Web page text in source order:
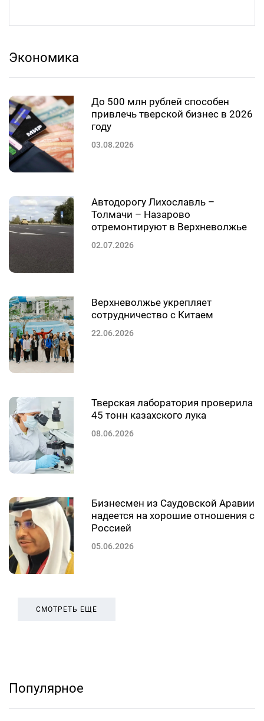
Экономика
До 500 млн рублей способен
привлечь тверской бизнес в 2026
году
03.08.2026
Автодорогу Лихославль –
Толмачи – Назарово
отремонтируют в Верхневолжье
02.07.2026
Верхневолжье укрепляет
сотрудничество с Китаем
22.06.2026
Тверская лаборатория проверила
45 тонн казахского лука
08.06.2026
Бизнесмен из Саудовской Аравии
надеется на хорошие отношения с
Россией
05.06.2026
СМОТРЕТЬ ЕЩЕ
Популярное